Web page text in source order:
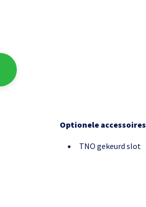
Optionele accessoires
TNO gekeurd slot